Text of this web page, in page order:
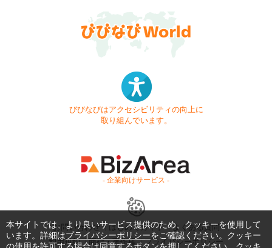
びびなびはアクセシビリティの向上に
取り組んでいます。
- 企業向けサービス -
お問い合わせ はじめてガイド
よくある質問
利用規約
商標・著作権 プライバシーポリシー
本サイトでは、より良いサービス提供のため、クッキーを使用して
います。詳細はプライバシーポリシーをご確認ください。クッキー